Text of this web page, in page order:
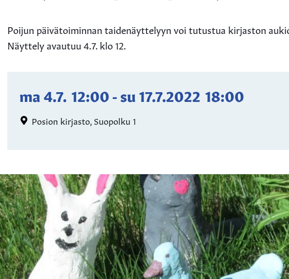
Poijun päivätoiminnan taidenäyttelyyn voi tutustua kirjaston
Näyttely avautuu 4.7. klo 12.
ma 4.7. 12:00-su 17.7.2022 18:00
Posion kirjasto, Suopolku 1